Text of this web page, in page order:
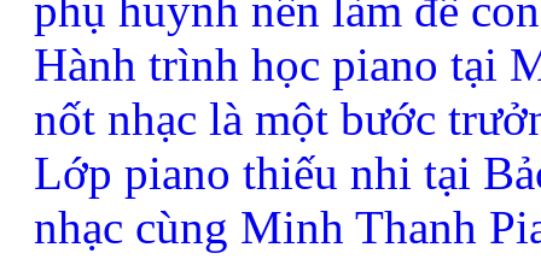
Hành trình học piano tại
nốt nhạc là một bước
Lớp piano thiếu nhi tại
nhạc cùng Minh Thanh